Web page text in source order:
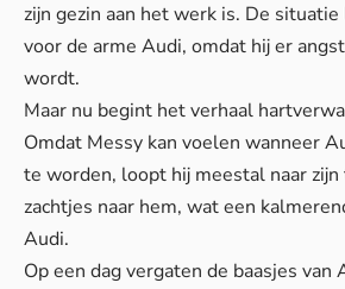
zijn gezin aan het werk is. De
voor de arme Audi, omdat hij er
wordt.
Maar nu begint het verhaal
Omdat Messy kan voelen wanneer
te worden, loopt hij meestal naar
zachtjes naar hem, wat een
Audi.
Op een dag vergaten de baasjes